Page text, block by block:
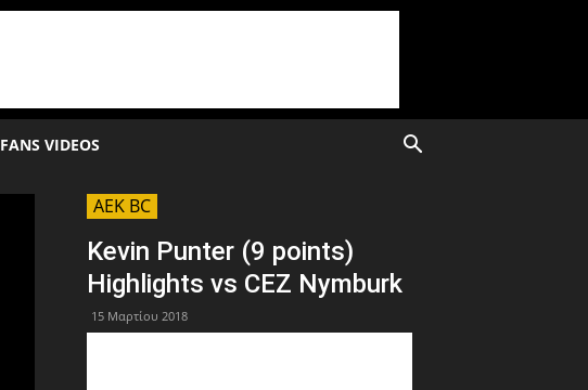
FANS VIDEOS
AEK BC
Kevin Punter (9 points)
Highlights vs CEZ Nymburk
15 Μαρτίου 2018